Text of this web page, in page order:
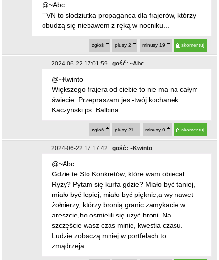
@~Abc
TVN to słodziutka propaganda dla frajerów, którzy
obudzą się niebawem z ręką w nocniku...
skomentuj
minusy 19
plusy 2
zgłoś
2024-06-22 17:01:59 gość: ~Abc
@~Kwinto
Większego frajera od ciebie to nie ma na całym
świecie. Przepraszam jest-twój kochanek
Kaczyński ps. Balbina
skomentuj
minusy 0
plusy 21
zgłoś
2024-06-22 17:17:42 gość: ~Kwinto
@~Abc
Gdzie te Sto Konkretów, które wam obiecał
Ryży? Pytam się kurfa gdzie? Miało być taniej,
miało być lepiej, miało być pięknie,a wy nawet
żołnierzy, którzy bronią granic zamykacie w
areszcie,bo osmielili się użyć broni. Na
szczęście wasz czas minie, kwestia czasu.
Ludzie zobaczą mniej w portfelach to
zmądrzeja.